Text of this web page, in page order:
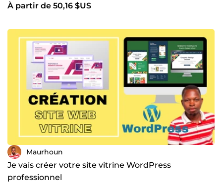
À partir de 50,16 $US
Maurhoun
Je vais créer votre site vitrine WordPress
professionnel